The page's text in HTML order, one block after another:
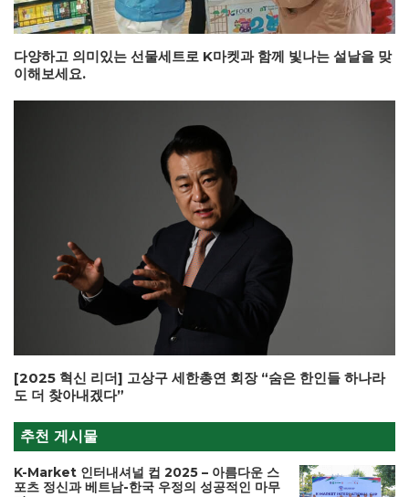
다양하고 의미있는 선물세트로 K마켓과 함께 빛나는 설날을 맞
이해보세요.
[2025 혁신 리더] 고상구 세한총연 회장 “숨은 한인들 하나라
도 더 찾아내겠다”
추천 게시물
K-Market 인터내셔널 컵 2025 – 아름다운 스
포츠 정신과 베트남-한국 우정의 성공적인 마무